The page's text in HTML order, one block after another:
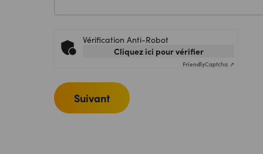
Vérification Anti-Robot
Cliquez ici pour vérifier
FriendlyCaptcha ⇗
Suivant